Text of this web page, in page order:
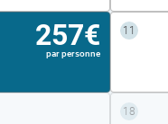
257€
par personne
11
18